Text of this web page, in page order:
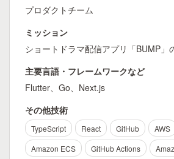
プロダクトチーム
ミッション
ショートドラマ配信アプリ「BUMP」
主要言語・フレームワークなど
Flutter、Go、Next.js
その他技術
TypeScript React GitHub AWS
Amazon ECS
GitHub Actions